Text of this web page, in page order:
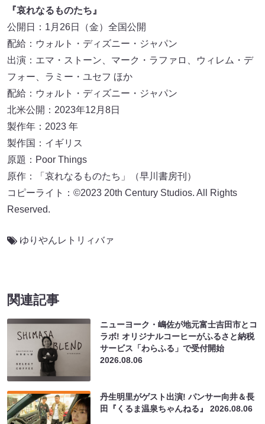
『哀れなるものたち』
公開日：1月26日（金）全国公開
配給：ウォルト・ディズニー・ジャパン
出演：エマ・ストーン、マーク・ラファロ、ウィレム・デ
フォー、ラミー・ユセフ ほか
配給：ウォルト・ディズニー・ジャパン
北米公開：2023年12月8日
製作年：2023 年
製作国：イギリス
原題：Poor Things
原作：「哀れなるものたち」（早川書房刊）
コピーライト：©2023 20th Century Studios. All Rights
Reserved.
ゆりやんレトリィバァ
関連記事
ニューヨーク・嶋佐が地元富士吉田市とコ
ラボ! オリジナルコーヒーがふるさと納税
サービス「わらふる」で受付開始
2026.08.06
丹生明里がゲスト出演! パンサー向井＆長
田『くるま温泉ちゃんねる』2026.08.06